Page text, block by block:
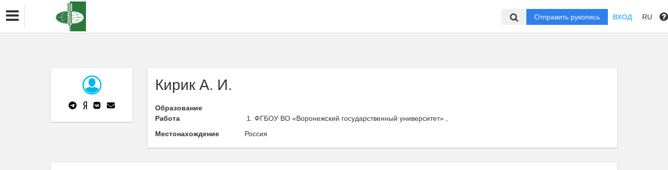
Отправить рукопись ВХОД RU
Кирик А. И.
Образование
Работа
ФГБОУ ВО «Воронежский государственный университет» ,
Местонахождение
Россия